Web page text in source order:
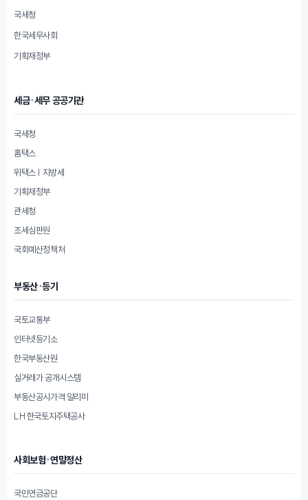
국세청
한국세무사회
기획재정부
세금·세무 공공기관
국세청
홈택스
위택스 | 지방세
기획재정부
관세청
조세심판원
국회예산정책처
부동산·등기
국토교통부
인터넷등기소
한국부동산원
실거래가 공개시스템
부동산공시가격 알리미
LH 한국토지주택공사
사회보험·연말정산
국민연금공단